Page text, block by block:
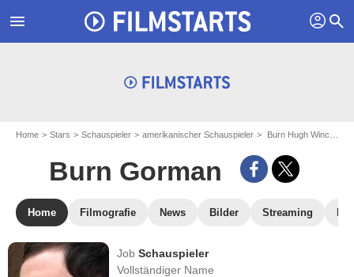
menu profil search
Home Stars Schauspieler amerikanischer Schauspieler Burn Hugh Winchester Gorman - aka : Burn Gorman
Burn Gorman
Home Filmografie News Bilder Streaming
JobSchauspieler
Vollständiger Name